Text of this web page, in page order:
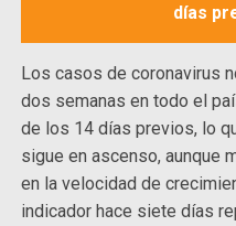
días
Los casos de coronavirus
dos semanas en todo el
de los 14 días previos, lo
sigue en ascenso, aunque
en la velocidad de
indicador hace siete días